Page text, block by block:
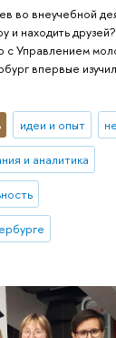
во внеучебной
и находить
с Управлением
впервые
идеи и опыт
и аналитика